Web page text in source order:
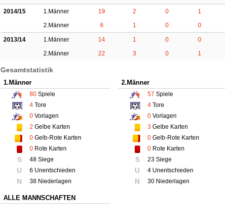
2014/15 1.Männer 19 2 0 1
2.Männer
6 1 0 0
2013/14 1.Männer 14 1 0 0
2.Männer
22 3 0 1
Gesamtstatistik
1.Männer
80 Spiele
4 Tore
0 Vorlagen
2 Gelbe Karten
0 Gelb-Rote Karten
0 Rote Karten
S 48 Siege
U 6 Unentschieden
N 38 Niederlagen
2.Männer
57 Spiele
4 Tore
0 Vorlagen
3 Gelbe Karten
0 Gelb-Rote Karten
0 Rote Karten
S 23 Siege
U 4 Unentschieden
N 30 Niederlagen
ALLE MANNSCHAFTEN